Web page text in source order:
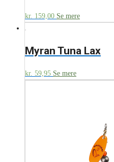
kr. 159,00 Se mere
Myran Tuna Lax
kr. 59,95 Se mere